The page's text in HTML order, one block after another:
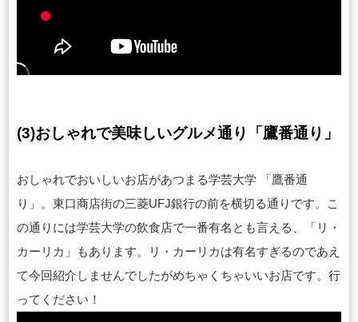
(3)おしゃれで美味しいグルメ通り「鷹番通り」
おしゃれでおいしいお店があつまる学芸大学 「鷹番通
り」。東口商店街の三菱UFJ銀行の前を横切る通りです。こ
の通りには学芸大学の飲食店で一番有名とも言える、「リ・
カーリカ」もあります。リ・カーリカは有名すぎるのであえ
て今回紹介しませんでしたがめちゃくちゃいいお店です。行
ってください！